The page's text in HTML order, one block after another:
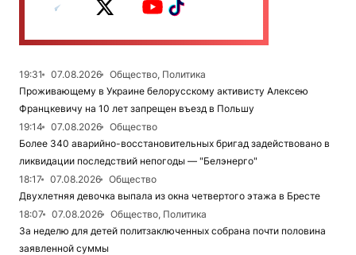
19:31 07.08.2026
Общество, Политика
Проживающему в Украине белорусскому активисту Алексею
Францкевичу на 10 лет запрещен въезд в Польшу
19:14
07.08.2026
Общество
Более 340 аварийно-восстановительных бригад задействовано в
ликвидации последствий непогоды — "Белэнерго"
18:17
07.08.2026
Общество
Двухлетняя девочка выпала из окна четвертого этажа в Бресте
18:07
07.08.2026
Общество, Политика
За неделю для детей политзаключенных собрана почти половина
заявленной суммы